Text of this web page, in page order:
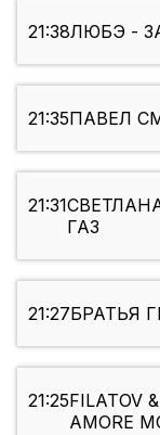
21:38ЛЮБЭ -
21:35ПАВЕЛ
21:31
ГАЗ
21:27БРАТЬЯ
21:25FILATOV
AMORE